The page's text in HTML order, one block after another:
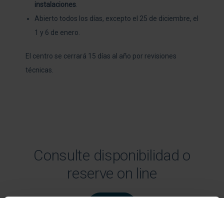
instalaciones.
Abierto todos los días, excepto el 25 de diciembre, el
1 y 6 de enero.
El centro se cerrará 15 días al año por revisiones
técnicas.
Consulte disponibilidad o
reserve on line